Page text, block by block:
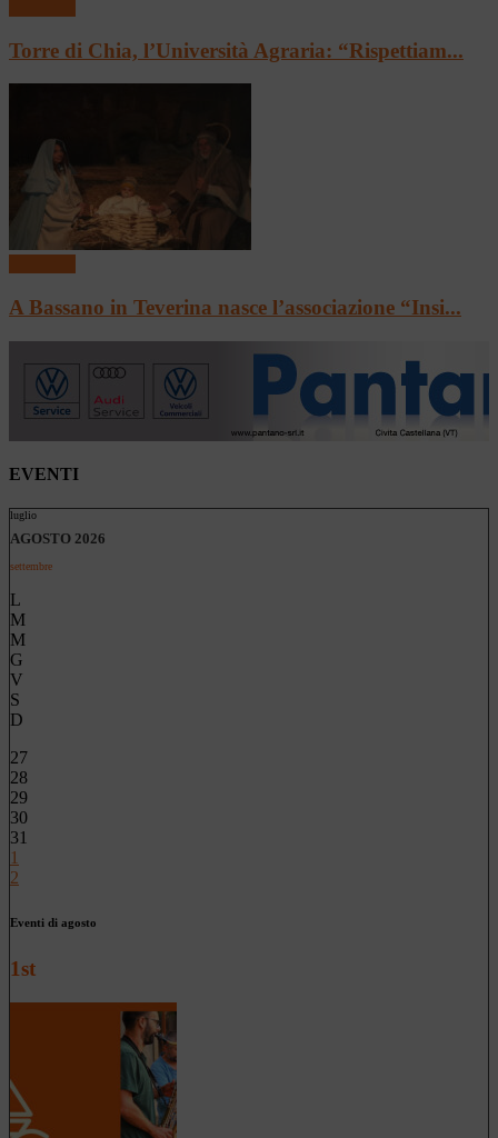
Torre di Chia, l’Università Agraria: “Rispettiam...
A Bassano in Teverina nasce l’associazione “Insi...
EVENTI
luglio
AGOSTO 2026
settembre
L
M
M
G
V
S
D
27
28
29
30
31
1
2
Eventi di agosto
1st